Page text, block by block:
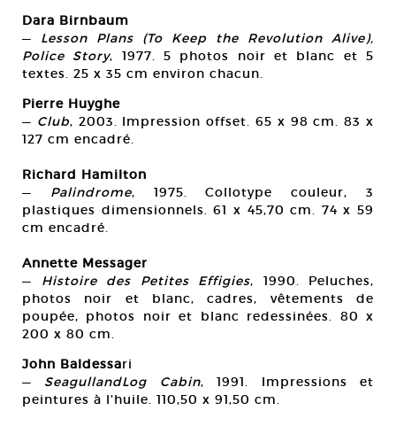
Dara Birnbaum
— Lesson Plans (To Keep the Revolution Alive),
Police Story, 1977. 5 photos noir et blanc et 5
textes. 25 x 35 cm environ chacun.
Pierre Huyghe
— Club, 2003. Impression offset. 65 x 98 cm. 83 x
127 cm encadré.
Richard Hamilton
— Palindrome, 1975. Collotype couleur, 3
plastiques dimensionnels. 61 x 45,70 cm. 74 x 59
cm encadré.
Annette Messager
— Histoire des Petites Effigies, 1990. Peluches,
photos noir et blanc, cadres, vêtements de
poupée, photos noir et blanc redessinées. 80 x
200 x 80 cm.
John Baldessari
— SeagullandLog Cabin, 1991. Impressions et
peintures à l’huile. 110,50 x 91,50 cm.